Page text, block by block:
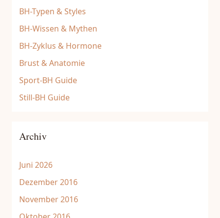
BH-Typen & Styles
BH-Wissen & Mythen
BH-Zyklus & Hormone
Brust & Anatomie
Sport-BH Guide
Still-BH Guide
Archiv
Juni 2026
Dezember 2016
November 2016